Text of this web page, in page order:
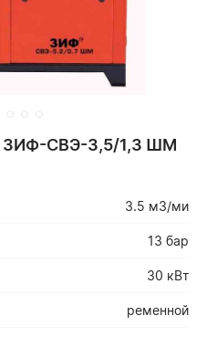
ЗИФ-СВЭ-3,5/1,3 ШМ
3.5 м3/ми
13 бар
30 кВт
ременной